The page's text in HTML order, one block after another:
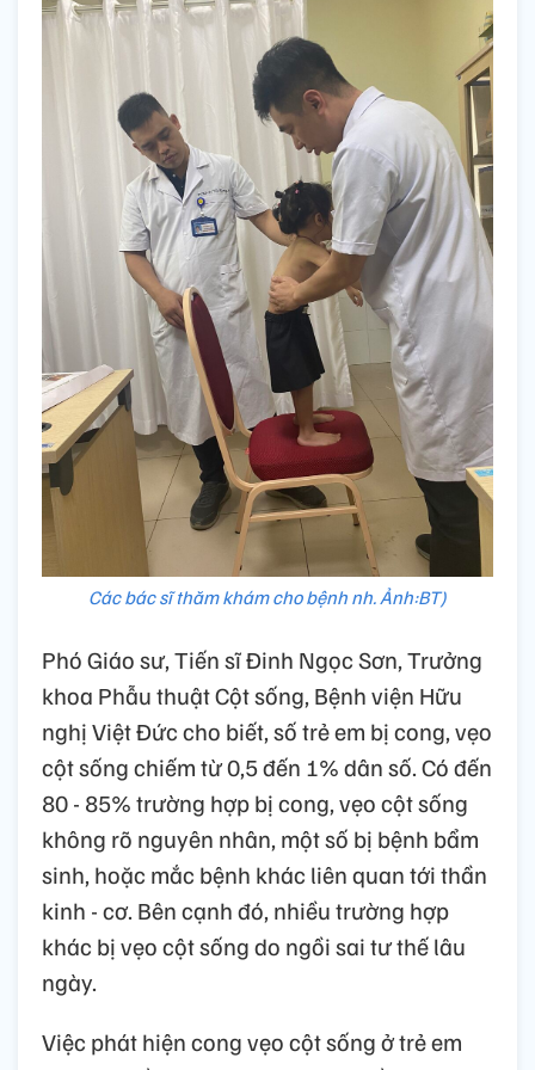
Các bác sĩ thăm khám cho bệnh nh. Ảnh:BT)
Phó Giáo sư, Tiến sĩ Đinh Ngọc Sơn, Trưởng
khoa Phẫu thuật Cột sống, Bệnh viện Hữu
nghị Việt Đức cho biết, số trẻ em bị cong, vẹo
cột sống chiếm từ 0,5 đến 1% dân số. Có đến
80 - 85% trường hợp bị cong, vẹo cột sống
không rõ nguyên nhân, một số bị bệnh bẩm
sinh, hoặc mắc bệnh khác liên quan tới thần
kinh - cơ. Bên cạnh đó, nhiều trường hợp
khác bị vẹo cột sống do ngồi sai tư thế lâu
ngày.
Việc phát hiện cong vẹo cột sống ở trẻ em